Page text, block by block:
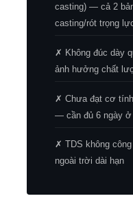
casting) — cả 2
casting/rót trọng
✗ Không đúc dày
ảnh hưởng chất
✗ Chưa đạt cơ
— cần đủ 6 ngày ở
✗ TDS không
ngoài trời dài hạn